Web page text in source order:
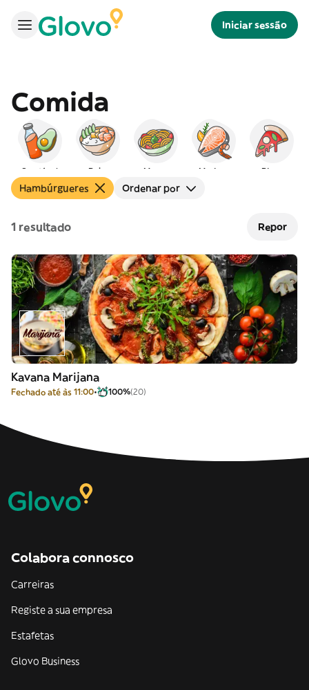
Iniciar sessão
Comida
Saudável Poke Massa Marisco Pizza
Hambúrgueres Ordenar por
1 resultado Repor
Kavana Marijana
Fechado até às 11:00 100%(20)
Colabora connosco
Carreiras
Registe a sua empresa
Estafetas
Glovo Business